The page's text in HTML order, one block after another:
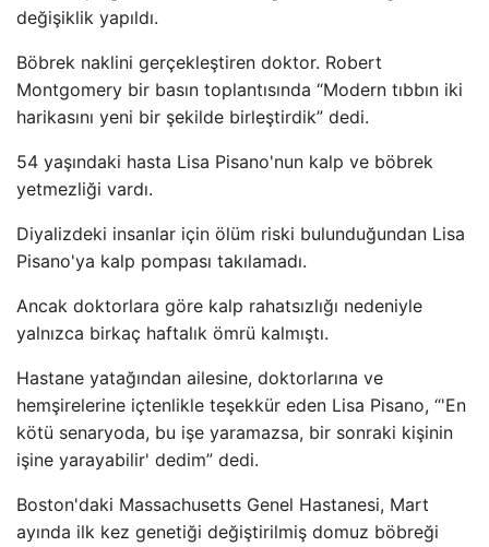
değişiklik yapıldı.
Böbrek naklini gerçekleştiren doktor. Robert
Montgomery bir basın toplantısında “Modern tıbbın iki
harikasını yeni bir şekilde birleştirdik” dedi.
54 yaşındaki hasta Lisa Pisano'nun kalp ve böbrek
yetmezliği vardı.
Diyalizdeki insanlar için ölüm riski bulunduğundan Lisa
Pisano'ya kalp pompası takılamadı.
Ancak doktorlara göre kalp rahatsızlığı nedeniyle
yalnızca birkaç haftalık ömrü kalmıştı.
Hastane yatağından ailesine, doktorlarına ve
hemşirelerine içtenlikle teşekkür eden Lisa Pisano, “'En
kötü senaryoda, bu işe yaramazsa, bir sonraki kişinin
işine yarayabilir' dedim” dedi.
Boston'daki Massachusetts Genel Hastanesi, Mart
ayında ilk kez genetiği değiştirilmiş domuz böbreği